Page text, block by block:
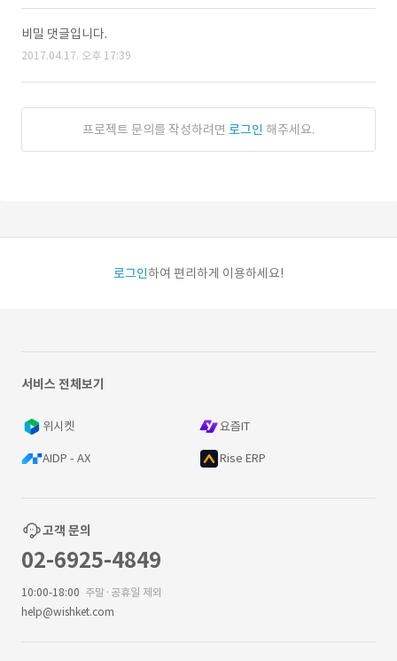
비밀 댓글입니다.
2017.04.17. 오후 17:39
프로젝트 문의를 작성하려면 로그인 해주세요.
로그인하여 편리하게 이용하세요!
서비스 전체보기
위시켓 요즘IT
AIDP - AX Rise ERP
고객 문의
02-6925-4849
10:00-18:00 주말·공휴일 제외
help@wishket.com